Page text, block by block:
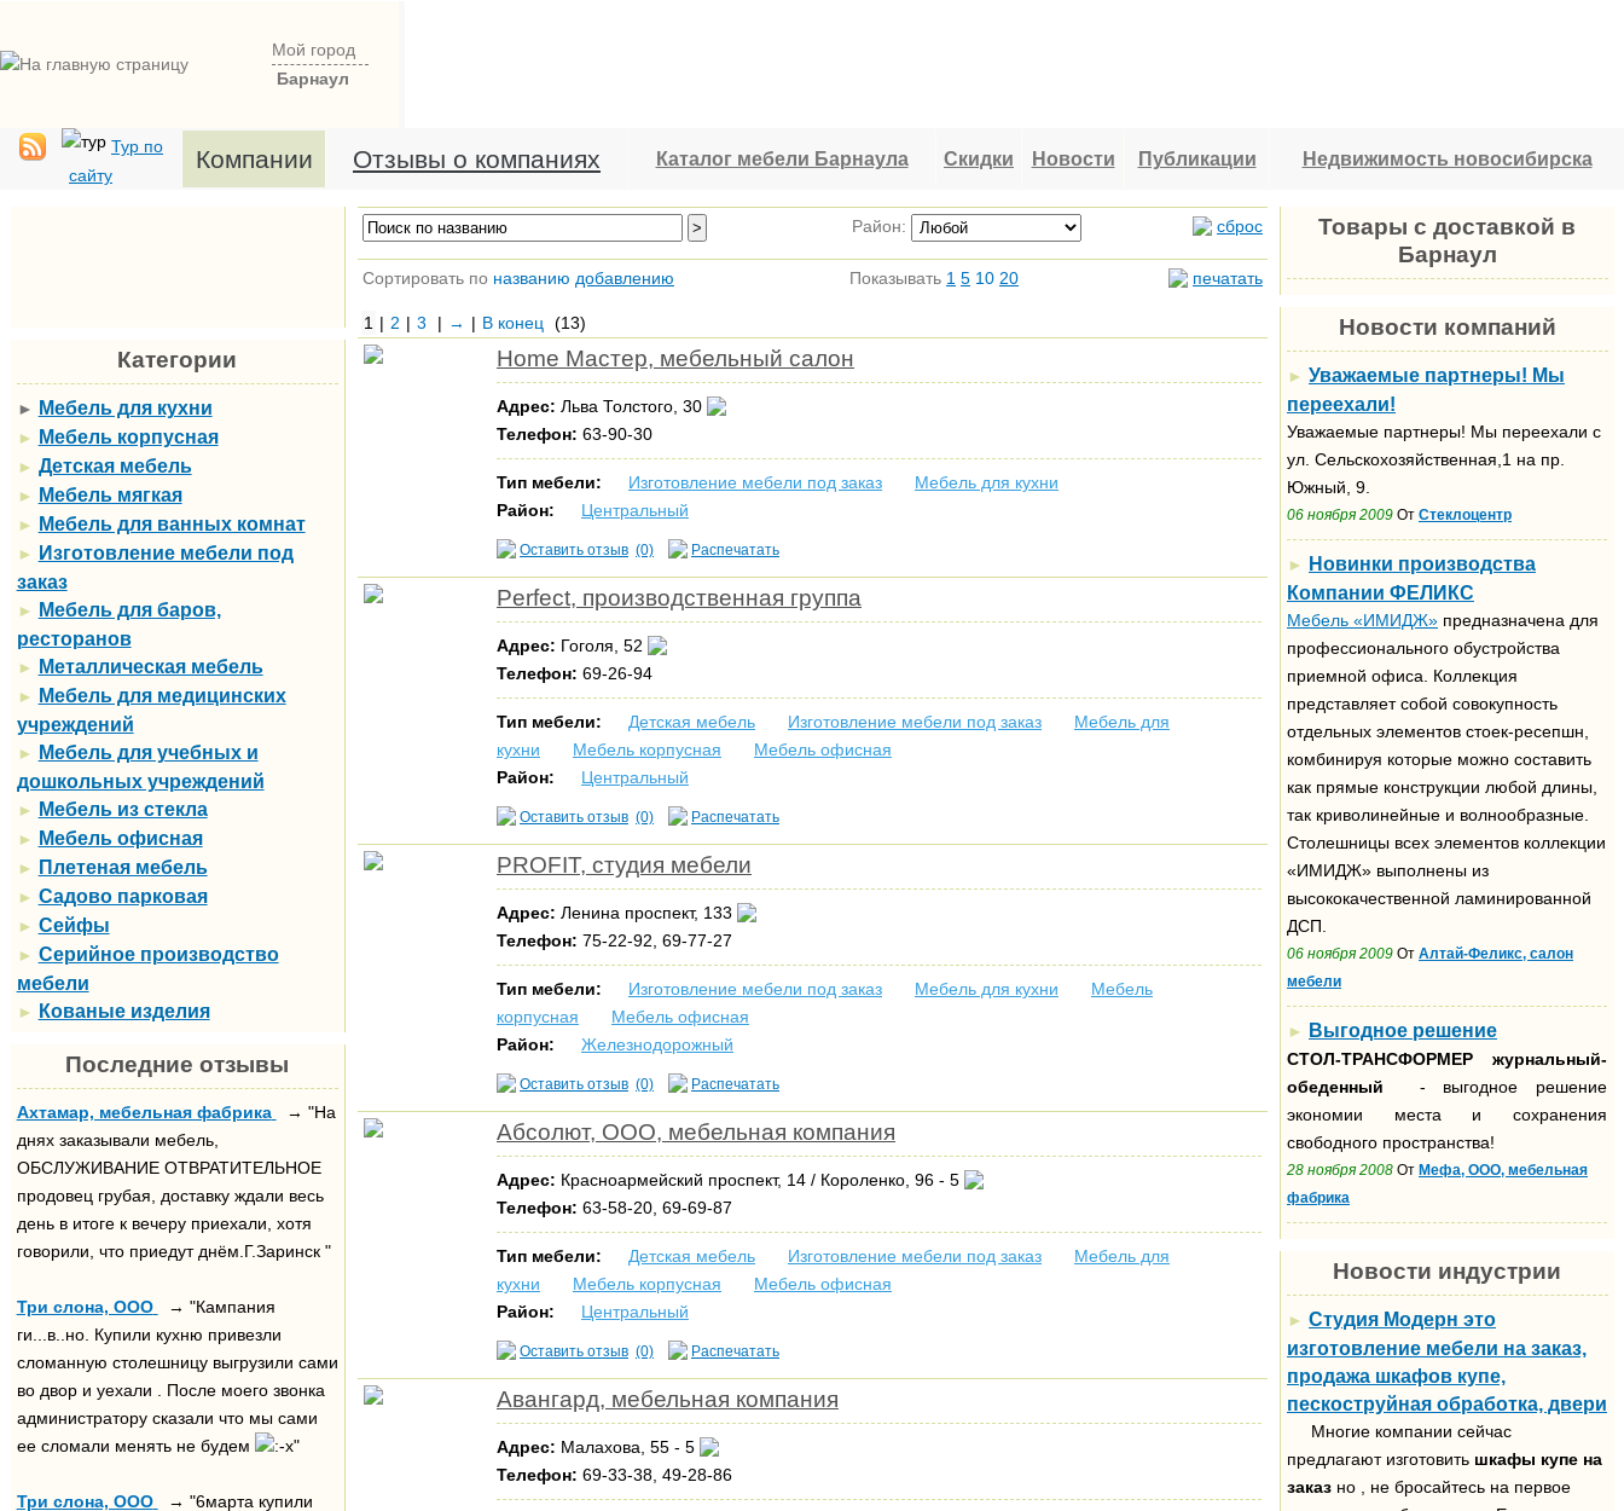
Мой город
Барнаул
Тур по
сайту
Компании Отзывы о компаниях Каталог мебели Барнаула Скидки Новости Публикации Недвижимость новосибирска
Категории
► Мебель для кухни
► Мебель корпусная
► Детская мебель
► Мебель мягкая
► Мебель для ванных комнат
► Изготовление мебели под
заказ
►
Мебель для баров,
ресторанов
►
Металлическая мебель
► Мебель для медицинских
учреждений
►
Мебель для учебных и
дошкольных учреждений
►
Мебель из стекла
► Мебель офисная
► Плетеная мебель
► Садово парковая
► Сейфы
► Серийное производство
мебели
►
Кованые изделия
Последние отзывы
Ахтамар, мебельная фабрика
→ "На
днях заказывали мебель,
ОБСЛУЖИВАНИЕ ОТВРАТИТЕЛЬНОЕ
продовец грубая, доставку ждали весь
день в итоге к вечеру приехали, хотя
говорили, что приедут днём.Г.Заринск "
Три слона, ООО
→ "Кампания
ги...в..но. Купили кухню привезли
сломанную столешницу выгрузили сами
во двор и уехали . После моего звонка
администратору сказали что мы сами
ее сломали менять не будем
"
Три слона, ООО
→ "6марта купили
Район: сброс
Сортировать по названию добавлению Показывать 1 5 10 20 печатать
1 | 2 | 3 | → | В конец (13)
Home Мастер, мебельный салон
Адрес: Льва Толстого, 30
Телефон: 63-90-30
Тип мебели: Изготовление мебели под заказ
Мебель для кухни
Район:
Центральный
Оставить отзыв (0) Распечатать
Perfect, производственная группа
Адрес: Гоголя, 52
Телефон: 69-26-94
Тип мебели: Детская мебель Изготовление мебели под заказ
Мебель для
кухни
Мебель корпусная
Мебель офисная
Район:
Центральный
Оставить отзыв (0) Распечатать
PROFIT, студия мебели
Адрес: Ленина проспект, 133
Телефон: 75-22-92, 69-77-27
Тип мебели: Изготовление мебели под заказ Мебель для кухни
Мебель
корпусная
Мебель офисная
Район:
Железнодорожный
Оставить отзыв (0) Распечатать
Абсолют, ООО, мебельная компания
Адрес: Красноармейский проспект, 14 / Короленко, 96 - 5
Телефон: 63-58-20, 69-69-87
Тип мебели: Детская мебель Изготовление мебели под заказ
Мебель для
кухни
Мебель корпусная
Мебель офисная
Район:
Центральный
Оставить отзыв (0) Распечатать
Авангард, мебельная компания
Адрес: Малахова, 55 - 5
Телефон: 69-33-38, 49-28-86
Товары с доставкой в
Барнаул
Новости компаний
► Уважаемые партнеры! Мы
переехали!
Уважаемые партнеры! Мы переехали с
ул. Сельскохозяйственная,1 на пр.
Южный, 9.
06 ноября 2009 От Стеклоцентр
►
Новинки производства
Компании ФЕЛИКС
Мебель «ИМИДЖ» предназначена для
профессионального обустройства
приемной офиса. Коллекция
представляет собой совокупность
отдельных элементов стоек-ресепшн,
комбинируя которые можно составить
как прямые конструкции любой длины,
так криволинейные и волнообразные.
Столешницы всех элементов коллекции
«ИМИДЖ» выполнены из
высококачественной ламинированной
ДСП.
06 ноября 2009 От Алтай-Феликс, салон
мебели
► Выгодное решение
СТОЛ-ТРАНСФОРМЕР
журнальный-
обеденный - выгодное решение
экономии места и сохранения
свободного пространства!
28 ноября 2008 От Мефа, ООО, мебельная
фабрика
Новости индустрии
► Студия Модерн это
изготовление мебели на заказ,
продажа шкафов купе,
пескоструйная обработка, двери
Многие компании сейчас
предлагают изготовить шкафы купе на
заказ но , не бросайтесь на первое